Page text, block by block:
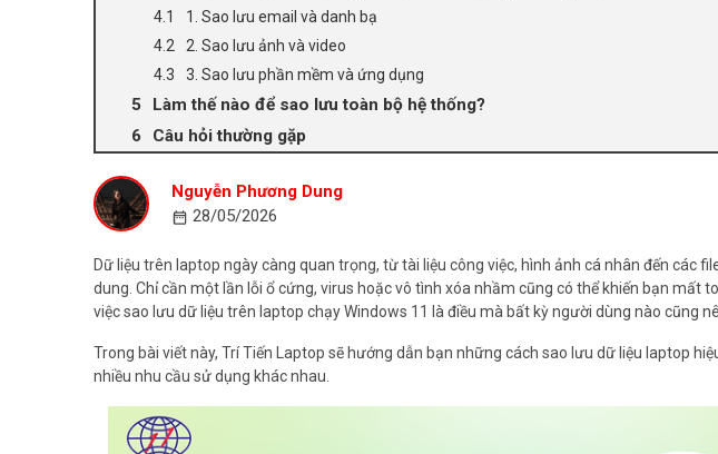
1. Sao lưu email và danh bạ
2. Sao lưu ảnh và video
3. Sao lưu phần mềm và ứng dụng
Làm thế nào để sao lưu toàn bộ hệ thống?
Câu hỏi thường gặp
Nguyễn Phương Dung
28/05/2026
Dữ liệu trên laptop ngày càng quan trọng, từ tài liệu công việc, hình ảnh cá nhân đến các
dung. Chỉ cần một lần lỗi ổ cứng, virus hoặc vô tình xóa nhầm cũng có thể khiến bạn mất
việc sao lưu dữ liệu trên laptop chạy Windows 11 là điều mà bất kỳ người dùng nào cũng
Trong bài viết này, Trí Tiến Laptop sẽ hướng dẫn bạn những cách sao lưu dữ liệu laptop
nhiều nhu cầu sử dụng khác nhau.